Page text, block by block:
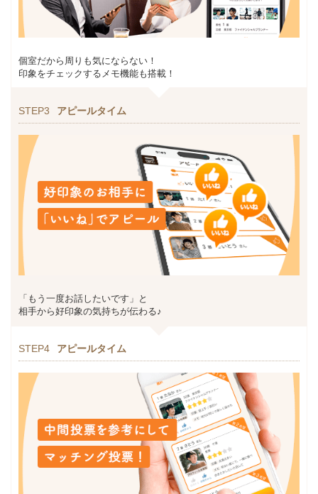
個室だから周りも気にならない！
印象をチェックするメモ機能も搭載！
STEP3 アピールタイム
「もう一度お話したいです」と
相手から好印象の気持ちが伝わる♪
STEP4 アピールタイム